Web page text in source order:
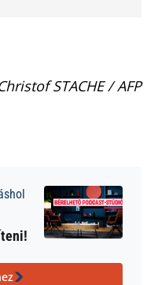
STACHE / AFP